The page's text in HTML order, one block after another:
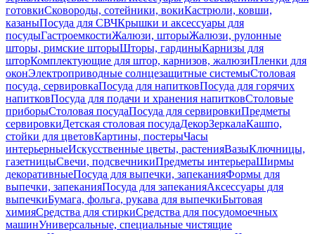
готовкиСковороды, сотейники, вокиКастрюли, ковши,
казаныПосуда для СВЧКрышки и аксессуары для
посудыГастроемкостиЖалюзи, шторыЖалюзи, рулонные
шторы, римские шторыШторы, гардиныКарнизы для
шторКомплектующие для штор, карнизов, жалюзиПленки для
оконЭлектроприводные солнцезащитные системыСтоловая
посуда, сервировкаПосуда для напитковПосуда для горячих
напитковПосуда для подачи и хранения напитковСтоловые
приборыСтоловая посудаПосуда для сервировкиПредметы
сервировкиДетская столовая посудаДекорЗеркалаКашпо,
стойки для цветовКартины, постерыЧасы
интерьерныеИскусственные цветы, растенияВазыКлючницы,
газетницыСвечи, подсвечникиПредметы интерьераШирмы
декоративныеПосуда для выпечки, запеканияФормы для
выпечки, запеканияПосуда для запеканияАксессуары для
выпечкиБумага, фольга, рукава для выпечкиБытовая
химияСредства для стиркиСредства для посудомоечных
машинУниверсальные, специальные чистящие